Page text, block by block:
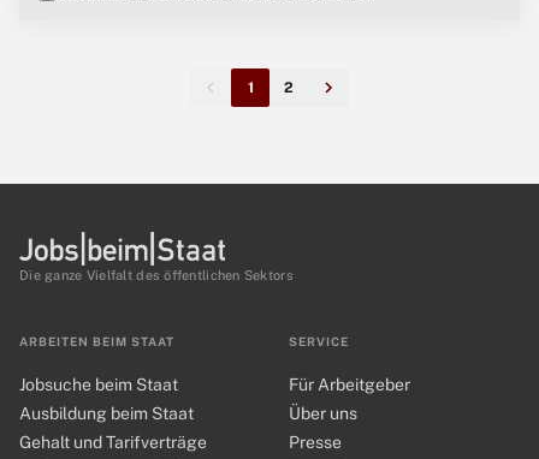
1 2
Die ganze Vielfalt des öffentlichen Sektors
ARBEITEN BEIM STAAT
Jobsuche beim Staat
Ausbildung beim Staat
Gehalt und Tarifverträge
SERVICE
Für Arbeitgeber
Über uns
Presse